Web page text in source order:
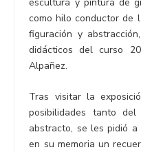
como hilo conductor de
figuración y
didácticos del curso
Alpañez.
Tras visitar la
posibilidades tanto
abstracto, se les pidió
en su memoria un